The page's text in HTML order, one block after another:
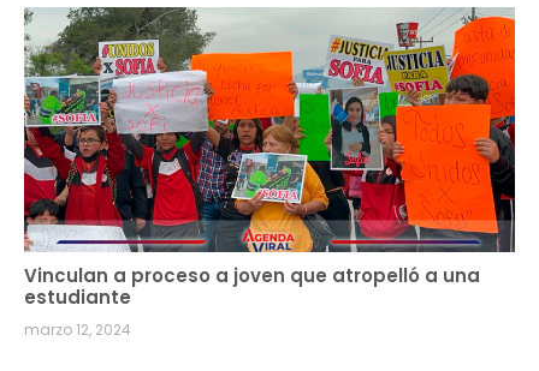
Vinculan a proceso a joven que atropelló a una
estudiante
marzo 12, 2024